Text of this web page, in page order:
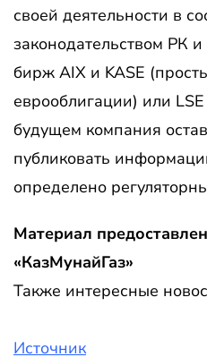
своей деятельности в
законодательством РК
бирж AIX и KASE
еврооблигации) или
будущем компания
публиковать
определено
Материал
«КазМунайГаз»
Также интересные
Источник